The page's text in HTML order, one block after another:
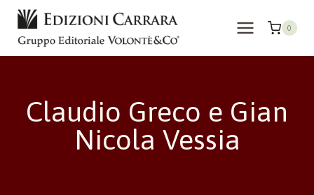
Salta
contenuto
0
Claudio Greco e Gian
Nicola Vessia